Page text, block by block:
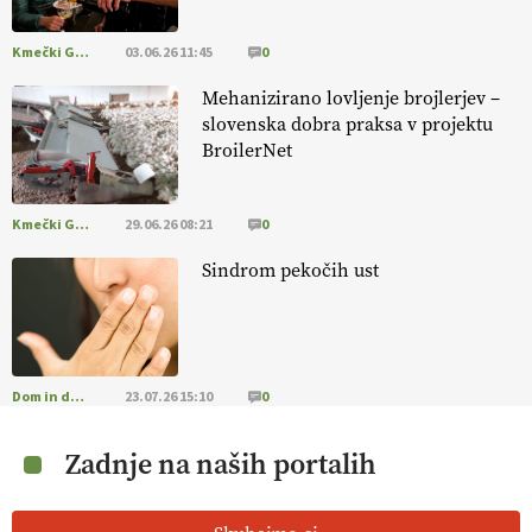
Kmečki Glas 03.06.26 11:45 0
Mehanizirano lovljenje brojlerjev –
slovenska dobra praksa v projektu
BroilerNet
Kmečki Glas 29.06.26 08:21 0
Sindrom pekočih ust
Dom in družina 23.07.26 15:10 0
Zadnje na naših portalih